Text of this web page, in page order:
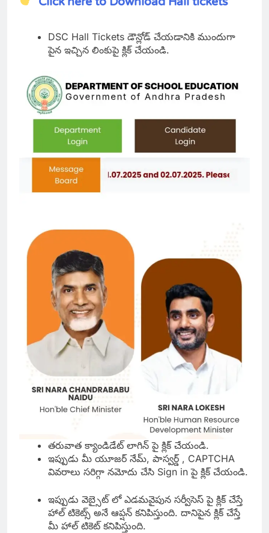
DSC Hall Tickets డౌన్లోడ్ చేయడానికి ముందుగా
పైన ఇచ్చిన లింకుపై క్లిక్ చేయండి.
తరువాత క్యాండిడేట్ లాగిన్ పై క్లిక్ చేయండి.
ఇప్పుడు మీ యూజర్ నేమ్, పాస్వర్డ్ , CAPTCHA
వివరాలు సరిగ్గా నమోదు చేసి Sign in పై క్లిక్ చేయండి.
ఇప్పుడు వెబ్సైట్ లో ఎడమవైపున సర్వీసెస్ పై క్లిక్ చేస్తే
హాల్ టికెట్స్ అనే ఆప్షన్ కనిపిస్తుంది. దానిపైన క్లిక్ చేస్తే
మీ హాల్ టికెట్ కనిపిస్తుంది.